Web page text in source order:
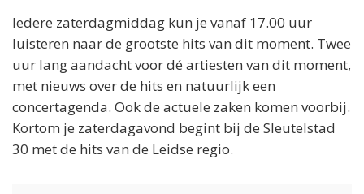
Iedere zaterdagmiddag kun je vanaf 17.00 uur
luisteren naar de grootste hits van dit moment. Twee
uur lang aandacht voor dé artiesten van dit moment,
met nieuws over de hits en natuurlijk een
concertagenda. Ook de actuele zaken komen voorbij.
Kortom je zaterdagavond begint bij de Sleutelstad
30 met de hits van de Leidse regio.